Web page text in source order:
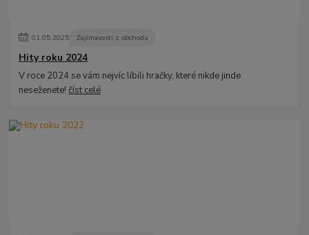
01.05.2025 Zajímavosti z obchodu
Hity roku 2024
V roce 2024 se vám nejvíc líbili hračky, které nikde jinde
neseženete!číst celé